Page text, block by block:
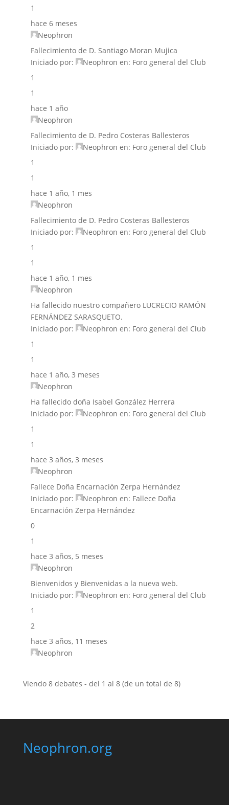
1
hace 6 meses
Neophron
Fallecimiento de D. Santiago Moran Mujica
Iniciado por:
Neophron en: Foro general del Club
1
1
hace 1 año
Neophron
Fallecimiento de D. Pedro Costeras Ballesteros
Iniciado por:
Neophron en: Foro general del Club
1
1
hace 1 año, 1 mes
Neophron
Fallecimiento de D. Pedro Costeras Ballesteros
Iniciado por:
Neophron en: Foro general del Club
1
1
hace 1 año, 1 mes
Neophron
Ha fallecido nuestro compañero LUCRECIO RAMÓN
FERNÁNDEZ SARASQUETO.
Iniciado por:
Neophron en: Foro general del Club
1
1
hace 1 año, 3 meses
Neophron
Ha fallecido doña Isabel González Herrera
Iniciado por:
Neophron en: Foro general del Club
1
1
hace 3 años, 3 meses
Neophron
Fallece Doña Encarnación Zerpa Hernández
Iniciado por:
Neophron en: Fallece Doña
Encarnación Zerpa Hernández
0
1
hace 3 años, 5 meses
Neophron
Bienvenidos y Bienvenidas a la nueva web.
Iniciado por:
Neophron en: Foro general del Club
1
2
hace 3 años, 11 meses
Neophron
Viendo 8 debates - del 1 al 8 (de un total de 8)
Neophron.org